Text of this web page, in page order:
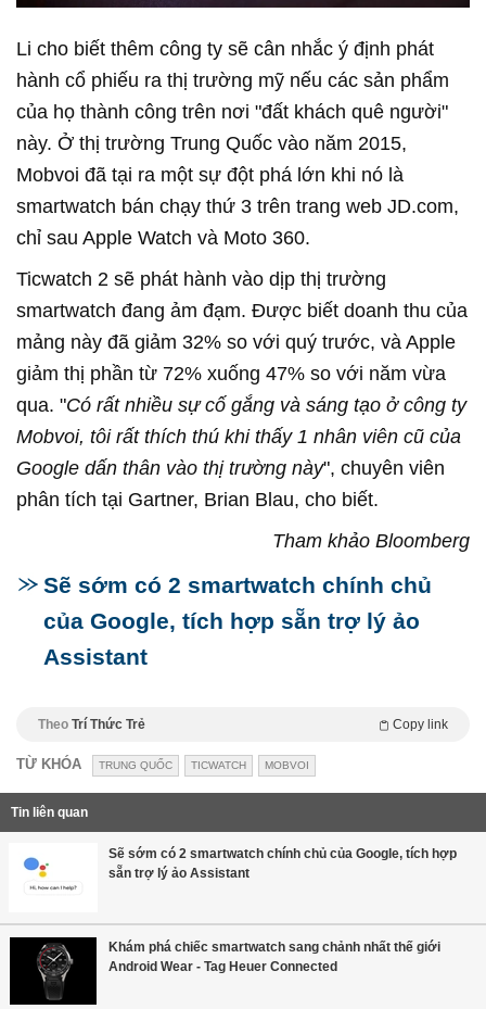
Li cho biết thêm công ty sẽ cân nhắc ý định phát
hành cổ phiếu ra thị trường mỹ nếu các sản phẩm
của họ thành công trên nơi "đất khách quê người"
này. Ở thị trường Trung Quốc vào năm 2015,
Mobvoi đã tại ra một sự đột phá lớn khi nó là
smartwatch bán chạy thứ 3 trên trang web JD.com,
chỉ sau Apple Watch và Moto 360.
Ticwatch 2 sẽ phát hành vào dịp thị trường
smartwatch đang ảm đạm. Được biết doanh thu của
mảng này đã giảm 32% so với quý trước, và Apple
giảm thị phần từ 72% xuống 47% so với năm vừa
qua. "Có rất nhiều sự cố gắng và sáng tạo ở công ty
Mobvoi, tôi rất thích thú khi thấy 1 nhân viên cũ của
Google dấn thân vào thị trường này", chuyên viên
phân tích tại Gartner, Brian Blau, cho biết.
Tham khảo Bloomberg
Sẽ sớm có 2 smartwatch chính chủ
của Google, tích hợp sẵn trợ lý ảo
Assistant
Theo Trí Thức Trẻ Copy link
TỪ KHÓA TRUNG QUỐC TICWATCH MOBVOI
Tin liên quan
Sẽ sớm có 2 smartwatch chính chủ của Google, tích hợp
sẵn trợ lý ảo Assistant
Khám phá chiếc smartwatch sang chảnh nhất thế giới
Android Wear - Tag Heuer Connected